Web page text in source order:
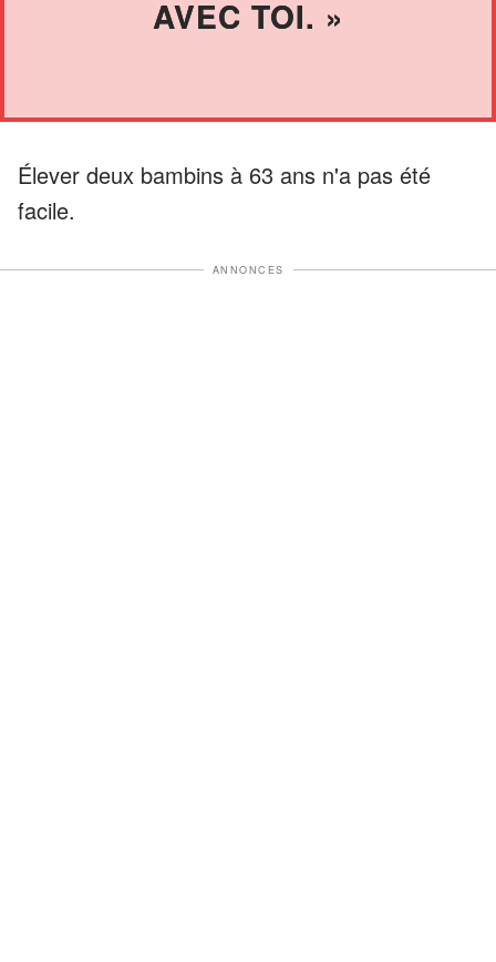
AVEC TOI. »
Élever deux bambins à 63 ans n'a pas été
facile.
ANNONCES